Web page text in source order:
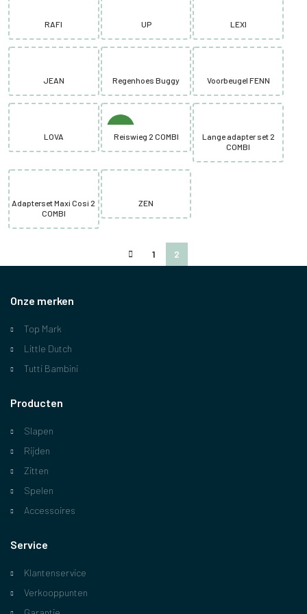
RAFI UP LEXI
JEAN Regenhoes Buggy Voorbeugel FENN
LOVA Reiswieg 2 COMBI
Lange adapter set 2
COMBI
Adapterset Maxi Cosi 2
COMBI
ZEN
1 2
Onze merken
Top Mark
Little Dutch
Tutti Bambini
Producten
Slapen
Rijden
Zitten
Spelen
Accessoires
Service
Klantenservice
Verkooppunten